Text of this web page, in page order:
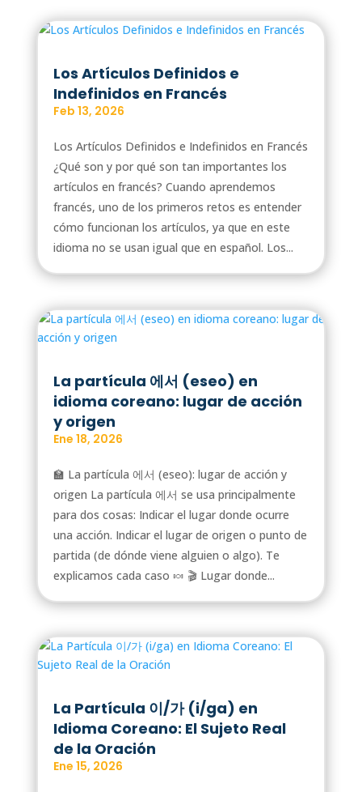
Los Artículos Definidos e
Indefinidos en Francés
Feb 13, 2026
Los Artículos Definidos e Indefinidos en Francés
¿Qué son y por qué son tan importantes los
artículos en francés? Cuando aprendemos
francés, uno de los primeros retos es entender
cómo funcionan los artículos, ya que en este
idioma no se usan igual que en español. Los...
La partícula 에서 (eseo) en
idioma coreano: lugar de acción
y origen
Ene 18, 2026
🏫 La partícula 에서 (eseo): lugar de acción y
origen La partícula 에서 se usa principalmente
para dos cosas: Indicar el lugar donde ocurre
una acción. Indicar el lugar de origen o punto de
partida (de dónde viene alguien o algo). Te
explicamos cada caso 🍬 🎬 Lugar donde...
La Partícula 이/가 (i/ga) en
Idioma Coreano: El Sujeto Real
de la Oración
Ene 15, 2026